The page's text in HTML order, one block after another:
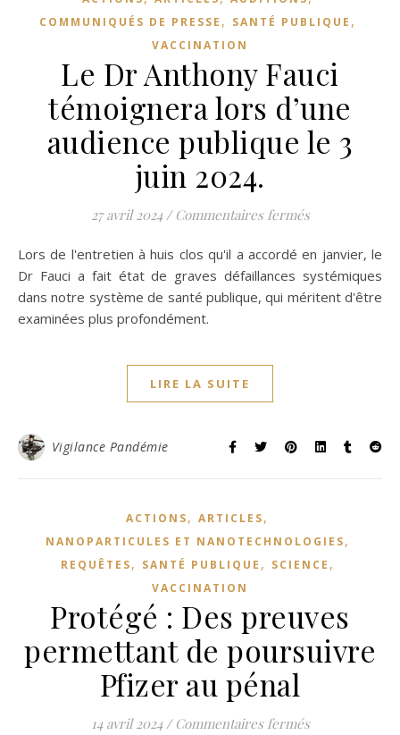
COMMUNIQUÉS DE PRESSE , SANTÉ PUBLIQUE ,
VACCINATION
Le Dr Anthony Fauci
témoignera lors d’une
audience publique le 3
juin 2024.
27 avril 2024 / Commentaires ferméssur Le Dr
Lors de l'entretien à huis clos qu'il a accordé en janvier, le
Dr Fauci a fait état de graves défaillances systémiques
dans notre système de santé publique, qui méritent d'être
examinées plus profondément.
LIRE LA SUITE
Vigilance Pandémie
ACTIONS, ARTICLES,
NANOPARTICULES ET NANOTECHNOLOGIES,
REQUÊTES, SANTÉ PUBLIQUE , SCIENCE ,
VACCINATION
Protégé : Des preuves
permettant de poursuivre
Pfizer au pénal
14 avril 2024 / Commentaires ferméssur Protégé :